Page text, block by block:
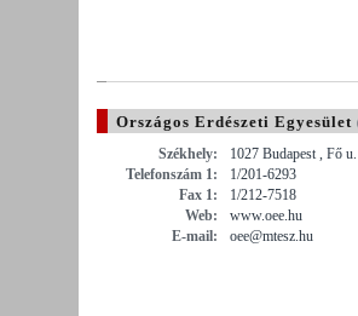
Országos Erdészeti Egyesület
Székhely:
1027 Budapest , Fő u.
Telefonszám 1:
1/201-6293
Fax 1:
1/212-7518
Web:
www.oee.hu
E-mail:
oee@mtesz.hu